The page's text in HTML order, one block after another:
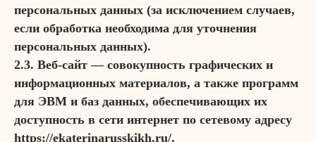
персональных данных (за исключением случаев,
если обработка необходима для уточнения
персональных данных).
2.3. Веб-сайт — совокупность графических и
информационных материалов, а также программ
для ЭВМ и баз данных, обеспечивающих их
доступность в сети интернет по сетевому адресу
https://ekaterinarusskikh.ru/.